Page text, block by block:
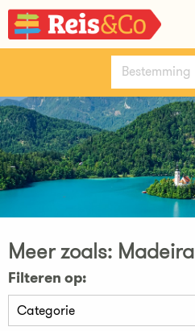
Meer zoals: Madeira
Filteren op: